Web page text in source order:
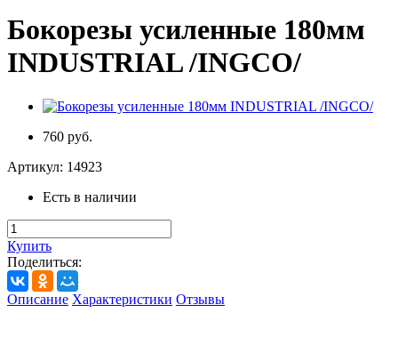
Бокорезы усиленные 180мм
INDUSTRIAL /INGCO/
760 руб.
Артикул: 14923
Есть в наличии
Купить
Поделиться:
Описание Характеристики Отзывы